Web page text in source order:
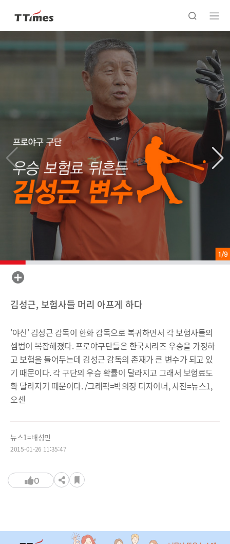
김성근, 보험사들 머리 아프게 하다
'야신' 김성근 감독이 한화 감독으로 복귀하면서 각 보험사들의
셈법이 복잡해졌다. 프로야구단들은 한국시리즈 우승을 가정하
고 보험을 들어두는데 김성근 감독의 존재가 큰 변수가 되고 있
기 때문이다. 각 구단의 우승 확률이 달라지고 그래서 보험료도
확 달라지기 때문이다. /그래픽=박의정 디자이너, 사진=뉴스1,
오센
뉴스1=배성민
2015-01-26 11:35:47
0